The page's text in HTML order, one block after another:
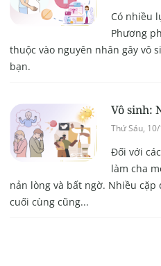
Có nhiều
Phương
thuộc vào nguyên nhân gây vô
bạn.
Vô sinh:
Thứ Sáu,
Đối với
làm cha
nản lòng và bất ngờ. Nhiều
cuối cùng cũng...